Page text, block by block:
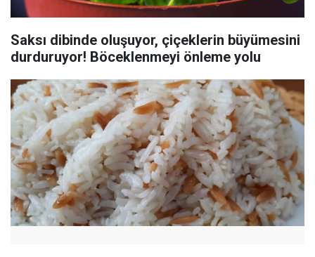
Saksı dibinde oluşuyor, çiçeklerin büyümesini
durduruyor! Böceklenmeyi önleme yolu